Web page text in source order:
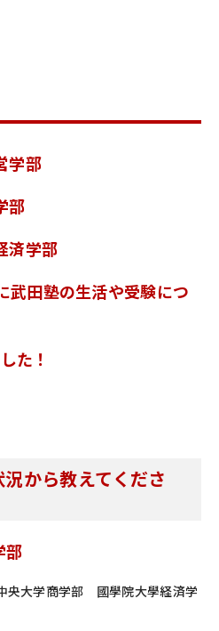
学部
部
学部
武田塾の生活や受験につ
た！
から教えてくださ
部
大学商学部 國學院大學経済学